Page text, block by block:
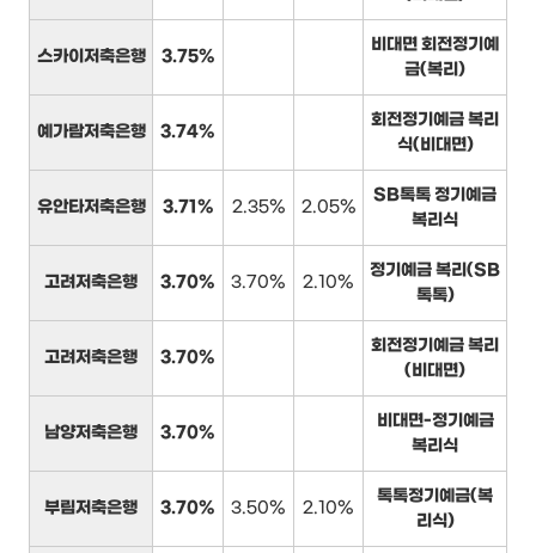
스카이저축은행 3.75%
비대면 회전정기예
금(복리)
예가람저축은행 3.74%
회전정기예금 복리
식(비대면)
유안타저축은행 3.71% 2.35% 2.05%
SB톡톡 정기예금
복리식
고려저축은행 3.70% 3.70% 2.10%
정기예금 복리(SB
톡톡)
고려저축은행 3.70%
회전정기예금 복리
(비대면)
남양저축은행 3.70%
비대면-정기예금
복리식
부림저축은행 3.70% 3.50% 2.10%
톡톡정기예금(복
리식)